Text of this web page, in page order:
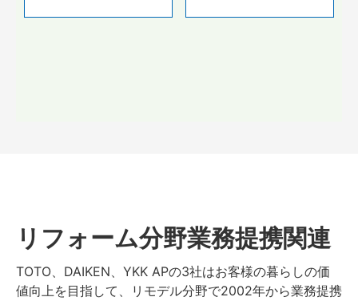
リフォーム分野業務提携関連
TOTO、DAIKEN、YKK APの3社はお客様の暮らしの価
値向上を目指して、リモデル分野で2002年から業務提携